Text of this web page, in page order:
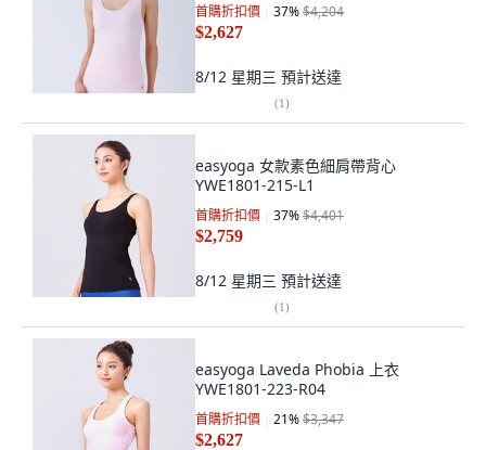
首購折扣價 37%$4,204
$2,627
8/12 星期三 預計送達
(1)
easyoga 女款素色細肩帶背心
YWE1801-215-L1
首購折扣價 37%$4,401
$2,759
8/12 星期三 預計送達
(1)
easyoga Laveda Phobia 上衣
YWE1801-223-R04
首購折扣價 21%$3,347
$2,627